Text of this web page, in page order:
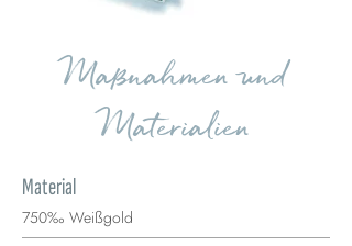
Maßnahmen und
Materialien
Material
750‰ Weißgold